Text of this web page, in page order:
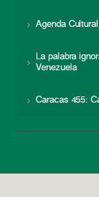
Agenda
La palabra
Venezuela
Caracas 455: